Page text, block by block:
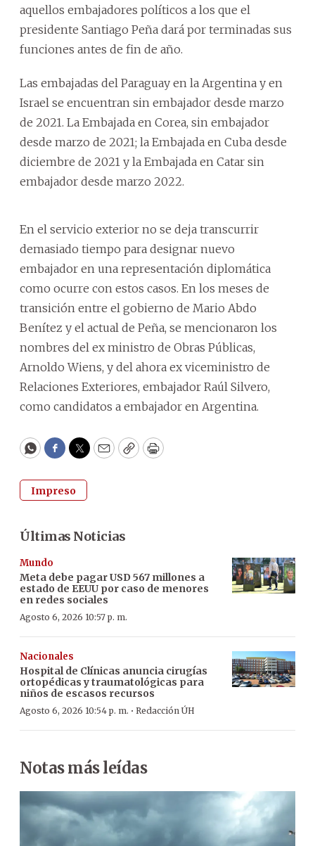
aquellos embajadores políticos a los que el
presidente Santiago Peña dará por terminadas sus
funciones antes de fin de año.
Las embajadas del Paraguay en la Argentina y en
Israel se encuentran sin embajador desde marzo
de 2021. La Embajada en Corea, sin embajador
desde marzo de 2021; la Embajada en Cuba desde
diciembre de 2021 y la Embajada en Catar sin
embajador desde marzo 2022.
En el servicio exterior no se deja transcurrir
demasiado tiempo para designar nuevo
embajador en una representación diplomática
como ocurre con estos casos. En los meses de
transición entre el gobierno de Mario Abdo
Benítez y el actual de Peña, se mencionaron los
nombres del ex ministro de Obras Públicas,
Arnoldo Wiens, y del ahora ex viceministro de
Relaciones Exteriores, embajador Raúl Silvero,
como candidatos a embajador en Argentina.
WhatsApp
Facebook
Twitter
EmailCopyPrint
Impreso
Últimas Noticias
Mundo
Meta debe pagar USD 567 millones a
estado de EEUU por caso de menores
en redes sociales
Agosto 6, 2026 10:57 p. m.
Nacionales
Hospital de Clínicas anuncia cirugías
ortopédicas y traumatológicas para
niños de escasos recursos
Agosto 6, 2026 10:54 p. m. · Redacción ÚH
Notas más leídas